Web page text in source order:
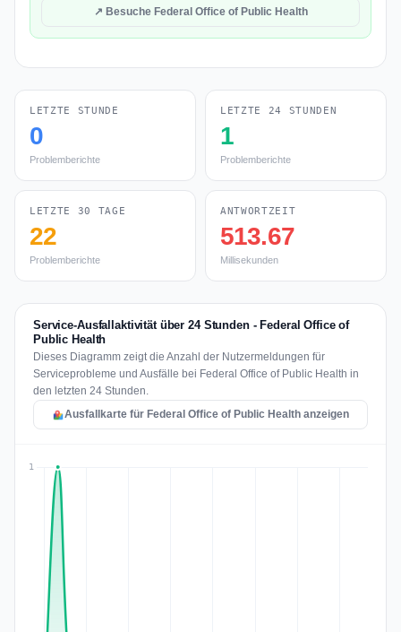
↗ Besuche Federal Office of Public Health
LETZTE STUNDE
0
Problemberichte
LETZTE 24 STUNDEN
1
Problemberichte
LETZTE 30 TAGE
22
Problemberichte
ANTWORTZEIT
513.67
Millisekunden
Service-Ausfallaktivität über 24 Stunden - Federal Office of
Public Health
Dieses Diagramm zeigt die Anzahl der Nutzermeldungen für
Serviceprobleme und Ausfälle bei Federal Office of Public Health in
den letzten 24 Stunden.
Ausfallkarte für Federal Office of Public Health anzeigen